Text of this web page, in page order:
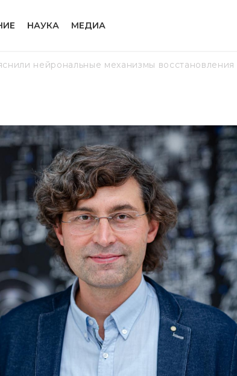
НАУКА МЕДИА
нейрональные механизмы